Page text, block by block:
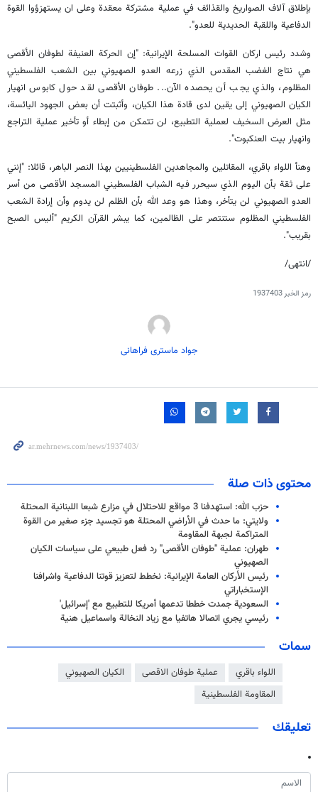
بإطلاق آلاف الصواريخ والقذائف في عملية مشتركة معقدة وعلى ان يستهزؤوا القوة
الدفاعية واللقبة الحديدية للعدو".
وشدد رئيس اركان القوات المسلحة الإيرانية: "إن الحركة العنيفة لطوفان الأقصى
هي نتاج الغضب المقدس الذي زرعه العدو الصهيوني بين الشعب الفلسطيني
المظلوم، والذي يجب أن يحصده الآن... طوفان الأقصى لقد حول كابوس انهيار
الكيان الصهيوني إلى يقين لدى قادة هذا الكيان، وأثبتت أن بعض الجهود اليائسة،
مثل العرض السخيف لعملية التطبيع، لن تتمكن من إبطاء أو تأخير عملية التراجع
وانهيار بيت العنكبوت".
وهنأ اللواء باقري، المقاتلين والمجاهدين الفلسطينيين بهذا النصر الباهر، قائلا: "إنني
على ثقة بأن اليوم الذي سيحرر فيه الشباب الفلسطيني المسجد الأقصى من أسر
العدو الصهيوني لن يتأخر، وهذا هو وعد الله بأن الظلم لن يدوم وأن إرادة الشعب
الفلسطيني المظلوم ستنتصر على الظالمين، كما يبشر القرآن الكريم "أليس الصبح
بقريب".
/انتهى/
رمز الخبر1937403
جواد ماستری فراهانی
محتوى ذات صلة
حزب الله: استهدفنا 3 مواقع للاحتلال في مزارع شبعا اللبنانية المحتلة
ولايتي: ما حدث في الأراضي المحتلة هو تجسيد جزء صغير من القوة
المتراكمة لجبهة المقاومة
طهران: عملية "طوفان الأقصى" رد فعل طبيعي على سياسات الكيان
الصهيوني
رئيس الأركان العامة الإيرانية: نخطط لتعزيز قوتنا الدفاعية واشرافنا
الإستخباراتي
السعودية جمدت خططا تدعمها أمريكا للتطبيع مع 'إسرائيل'
رئيسي يجري اتصالا هاتفيا مع زياد النخالة واسماعيل هنية
سمات
اللواء باقري عملیة طوفان الاقصى
الكيان الصهيوني
المقاومة الفلسطينية
تعليقك